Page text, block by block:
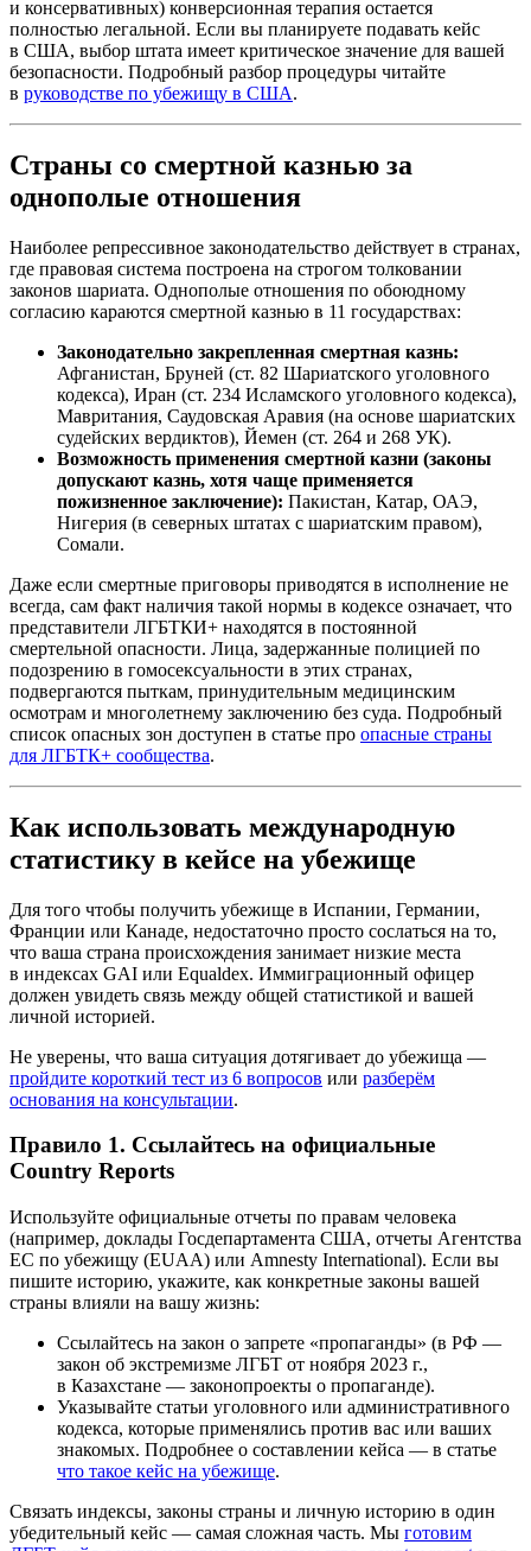
и консервативных) конверсионная терапия остается
полностью легальной. Если вы планируете подавать кейс
в США, выбор штата имеет критическое значение для вашей
безопасности. Подробный разбор процедуры читайте
в руководстве по убежищу в США.
Страны со смертной казнью за
однополые отношения
Наиболее репрессивное законодательство действует в странах,
где правовая система построена на строгом толковании
законов шариата. Однополые отношения по обоюдному
согласию караются смертной казнью в 11 государствах:
Законодательно закрепленная смертная казнь:
Афганистан, Бруней (ст. 82 Шариатского уголовного
кодекса), Иран (ст. 234 Исламского уголовного кодекса),
Мавритания, Саудовская Аравия (на основе шариатских
судейских вердиктов), Йемен (ст. 264 и 268 УК).
Возможность применения смертной казни (законы
допускают казнь, хотя чаще применяется
пожизненное заключение): Пакистан, Катар, ОАЭ,
Нигерия (в северных штатах с шариатским правом),
Сомали.
Даже если смертные приговоры приводятся в исполнение не
всегда, сам факт наличия такой нормы в кодексе означает, что
представители ЛГБТКИ+ находятся в постоянной
смертельной опасности. Лица, задержанные полицией по
подозрению в гомосексуальности в этих странах,
подвергаются пыткам, принудительным медицинским
осмотрам и многолетнему заключению без суда. Подробный
список опасных зон доступен в статье про опасные страны
для ЛГБТК+ сообщества.
Как использовать международную
статистику в кейсе на убежище
Для того чтобы получить убежище в Испании, Германии,
Франции или Канаде, недостаточно просто сослаться на то,
что ваша страна происхождения занимает низкие места
в индексах GAI или Equaldex. Иммиграционный офицер
должен увидеть связь между общей статистикой и вашей
личной историей.
Не уверены, что ваша ситуация дотягивает до убежища —
пройдите короткий тест из 6 вопросов или разберём
основания на консультации.
Правило 1. Ссылайтесь на официальные
Country Reports
Используйте официальные отчеты по правам человека
(например, доклады Госдепартамента США, отчеты Агентства
ЕС по убежищу (EUAA) или Amnesty International). Если вы
пишите историю, укажите, как конкретные законы вашей
страны влияли на вашу жизнь:
Ссылайтесь на закон о запрете «пропаганды» (в РФ —
закон об экстремизме ЛГБТ от ноября 2023 г.,
в Казахстане — законопроекты о пропаганде).
Указывайте статьи уголовного или административного
кодекса, которые применялись против вас или ваших
знакомых. Подробнее о составлении кейса — в статье
что такое кейс на убежище.
Связать индексы, законы страны и личную историю в один
убедительный кейс — самая сложная часть. Мы готовим